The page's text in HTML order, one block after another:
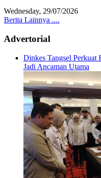
Wednesday, 29/07/2026
Berita Lainnya ....
Advertorial
Dinkes Tangsel Perkuat
Jadi Ancaman Utama